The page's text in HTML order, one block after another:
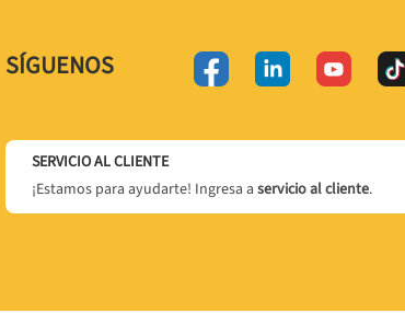
SÍGUENOS
SERVICIO AL CLIENTE
¡Estamos para ayudarte! Ingresa a servicio al cliente.